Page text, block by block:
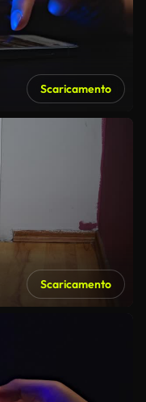
Scaricamento
Scaricamento